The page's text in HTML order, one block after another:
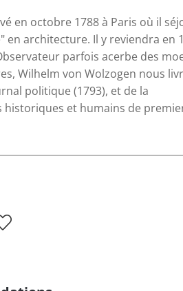
en octobre 1788 à Paris où il
architecture. Il y reviendra en
parfois acerbe des
Wilhelm von Wolzogen nous
politique (1793), et de la
historiques et humains de